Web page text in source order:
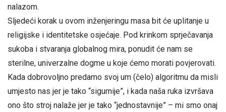
nalazom.
Sljedeći korak u ovom inženjeringu masa bit će uplitanje u
religijske i identitetske osjećaje. Pod krinkom sprječavanja
sukoba i stvaranja globalnog mira, ponudit će nam se
sterilne, univerzalne dogme u koje ćemo morati povjerovati.
Kada dobrovoljno predamo svoj um (čelo) algoritmu da misli
umjesto nas jer je tako “sigurnije”, i kada naša ruka izvršava
ono što stroj nalaže jer je tako “jednostavnije” – mi smo onaj